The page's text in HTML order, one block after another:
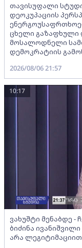
თავისუფალი
დეოკუპაციის
ცხელი გაზაფხული
მოსალოდნელი
დემოკრატიის
2026/08/06 21:57
ვახუშტი მენაბდე -
ბიძინა
არა
10:17